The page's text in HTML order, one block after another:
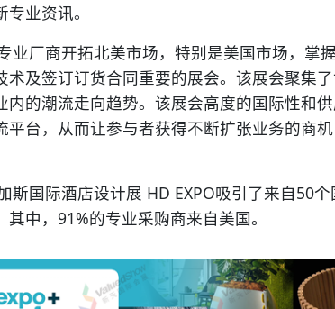
业资讯。
厂商开拓北美市场，特别是美国市场，掌
术及签订订货合同重要的展会。该展会聚集
内的潮流走向趋势。该展会高度的国际性和
平台，从而让参与者获得不断扩张业务的商
国际酒店设计展 HD EXPO吸引了来自50个
中，91%的专业采购商来自美国。